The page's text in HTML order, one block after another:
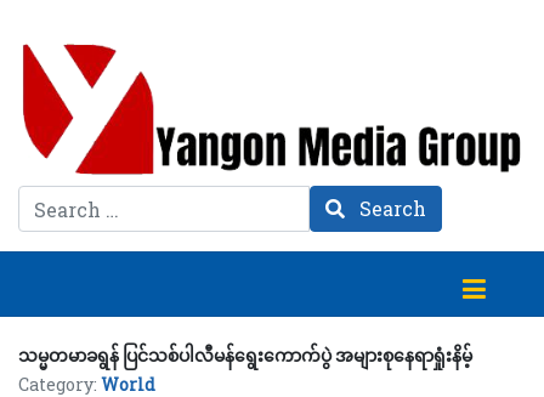
Search Search
သမ္မတမာခရွန် ပြင်သစ်ပါလီမန်ရွေးကောက်ပွဲ အများစုနေရာရှုံးနိမ့်
Category: World